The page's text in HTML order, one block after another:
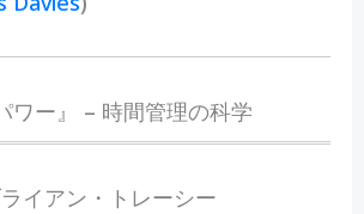
ワー』 – 時間管理の科学
イアン・トレーシー